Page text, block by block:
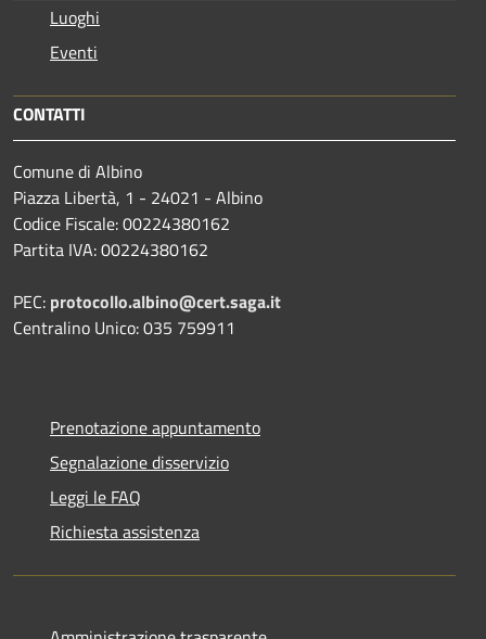
Luoghi
Eventi
CONTATTI
Comune di Albino
Piazza Libertà, 1 - 24021 - Albino
Codice Fiscale: 00224380162
Partita IVA: 00224380162
PEC: protocollo.albino@cert.saga.it
Centralino Unico: 035 759911
Prenotazione appuntamento
Segnalazione disservizio
Leggi le FAQ
Richiesta assistenza